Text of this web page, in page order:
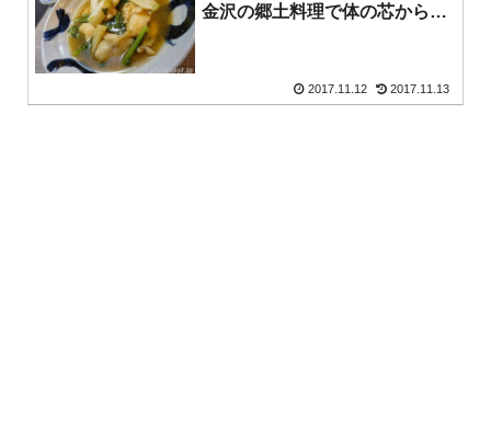
金沢の郷土料理で体の芯から温
2017.11.12 2017.11.13